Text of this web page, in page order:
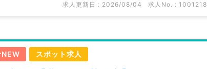
求人更新日 : 2026/08/04 求人No. : 1001218
NEW スポット求人